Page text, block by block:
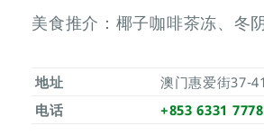
美食推介：椰子咖啡茶冻、冬
地址
澳门惠爱街37-
电话
+853 6331 7778